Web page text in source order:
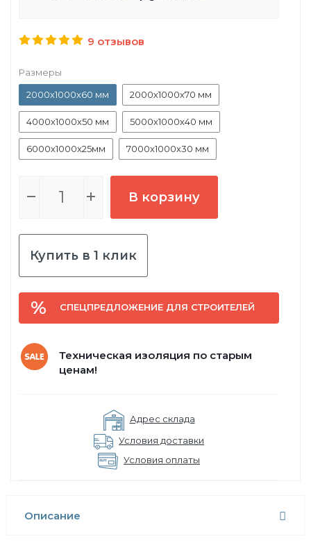
9 отзывов
Размеры
2000х1000х60 мм
2000х1000х70 мм
4000х1000х50 мм 5000х1000х40 мм
6000х1000х25мм 7000х1000х30 мм
В корзину
Купить в 1 клик
СПЕЦПРЕДЛОЖЕНИЕ ДЛЯ СТРОИТЕЛЕЙ
Техническая изоляция по старым
ценам!
Адрес склада
Условия доставки
Условия оплаты
Описание